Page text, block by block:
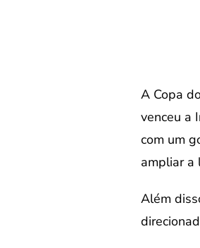
A Copa
venceu a
com um
ampliar a
Além